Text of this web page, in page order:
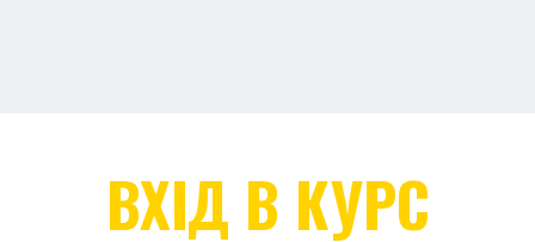
ВХІД В КУРС